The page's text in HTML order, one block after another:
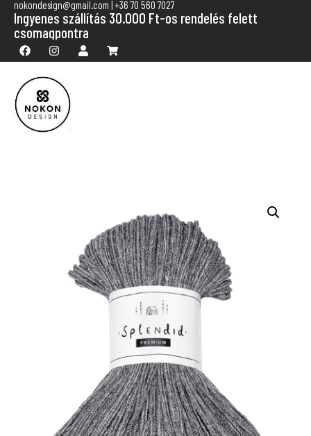
nokondesign@gmail.com | +36 70 560 7027
Ingyenes szállítás 30.000 Ft-os rendelés felett
csomagpontra